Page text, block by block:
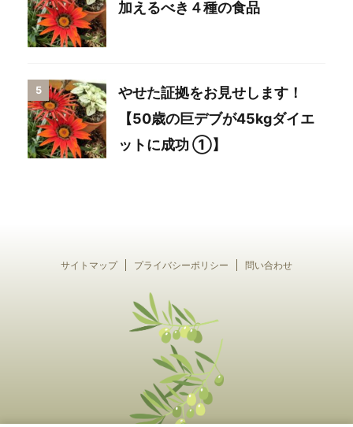
加えるべき４種の食品
5
やせた証拠をお見せします！
【50歳の巨デブが45kgダイエ
ットに成功 ①】
サイトマップ プライバシーポリシー 問い合わせ